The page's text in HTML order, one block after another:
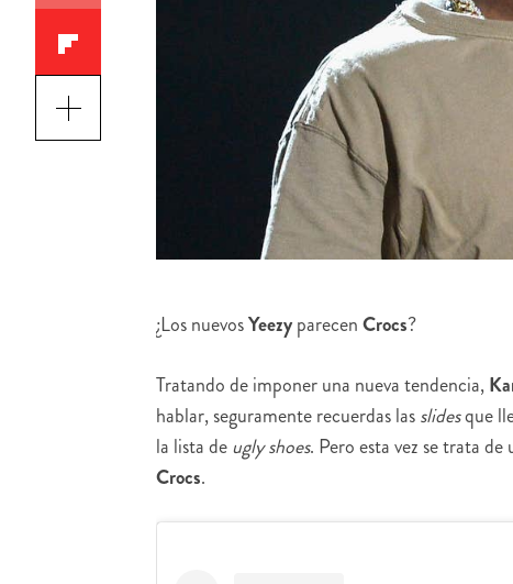
¿Los nuevosYeezyparecenCrocs?
Tratando de imponer una nueva tendencia,
hablar, seguramente recuerdas lasslidesque
la lista deugly shoes. Pero esta vez se trata
Crocs.